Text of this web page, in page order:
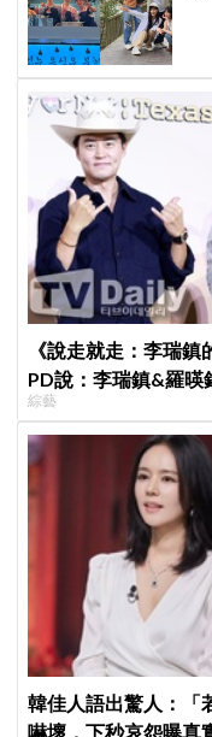
《說走就走：李瑞
PD說：李瑞鎮&羅暎
劇的男女主角一樣XD
綜藝
韓佳人語出驚人：「
嚇壞，下秒哀怨曝真